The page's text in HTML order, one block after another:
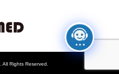
. All Rights Reserved.